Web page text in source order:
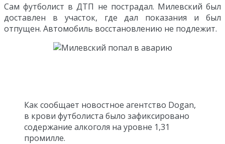
Сам футболист в ДТП не пострадал. Милевский был
доставлен в участок, где дал показания и был
отпущен. Автомобиль восстановлению не подлежит.
Как сообщает новостное агентство Dogan,
в крови футболиста было зафиксировано
содержание алкоголя на уровне 1,31
промилле.